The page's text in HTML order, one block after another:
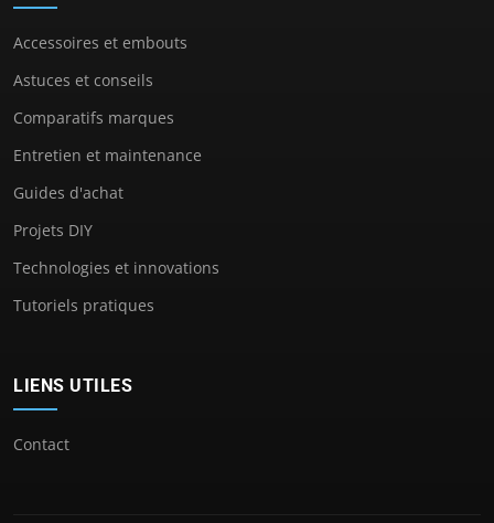
Accessoires et embouts
Astuces et conseils
Comparatifs marques
Entretien et maintenance
Guides d'achat
Projets DIY
Technologies et innovations
Tutoriels pratiques
LIENS UTILES
Contact